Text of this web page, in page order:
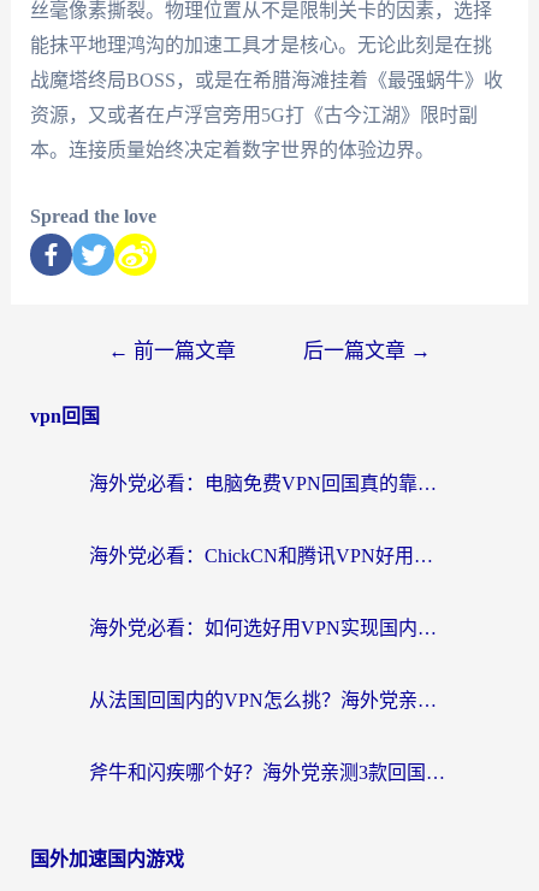
丝毫像素撕裂。物理位置从不是限制关卡的因素，选择
能抹平地理鸿沟的加速工具才是核心。无论此刻是在挑
战魔塔终局BOSS，或是在希腊海滩挂着《最强蜗牛》收
资源，又或者在卢浮宫旁用5G打《古今江湖》限时副
本。连接质量始终决定着数字世界的体验边界。
Spread the love
← 前一篇文章 后一篇文章 →
vpn回国
海外党必看：电脑免费VPN回国真的靠谱吗？附实测对比与最优方案指南
海外党必看：ChickCN和腾讯VPN好用吗？3招选对回国加速器，告别地区限制
海外党必看：如何选好用VPN实现国内资源无缝访问？从越南到全球都适用
从法国回国内的VPN怎么挑？海外党亲测：稳定、多端、安全才是关键
斧牛和闪疾哪个好？海外党亲测3款回国加速器，教你选到不踩坑的那一款
国外加速国内游戏